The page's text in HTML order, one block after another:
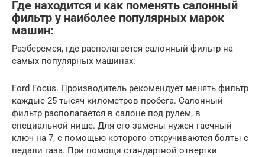
Где находится и как поменять салонный
фильтр у наиболее популярных марок
машин:
Разберемся, где располагается салонный фильтр на
самых популярных машинах:
Ford Focus. Производитель рекомендует менять фильтр
каждые 25 тысяч километров пробега. Салонный
фильтр располагается в салоне под рулем, в
специальной нише. Для его замены нужен гаечный
ключ на 7, с помощью которого откручиваются болты с
педали газа. При помощи стандартной отвертки